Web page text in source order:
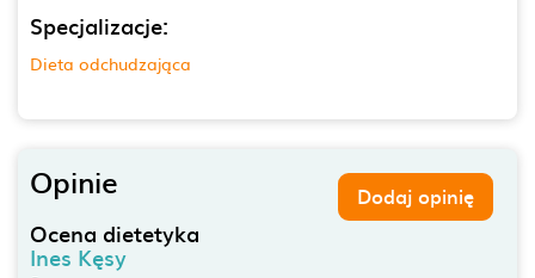
Specjalizacje:
Dieta odchudzająca
Opinie Dodaj opinię
Ocena dietetyka
Ines Kęsy